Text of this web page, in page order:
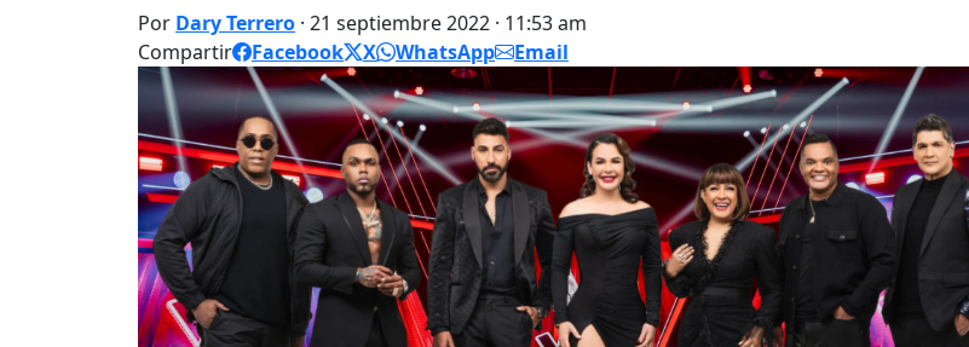
Por Dary Terrero · 21 septiembre 2022 · 11:53 am
Compartir
Facebook X WhatsApp Email